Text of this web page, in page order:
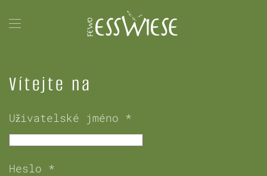
Přejít na hlavní obsah
Vítejte na
Uživatelské jméno *
Heslo *